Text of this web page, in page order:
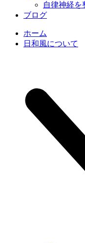
自律神経を
ブログ
ホーム
日和風について